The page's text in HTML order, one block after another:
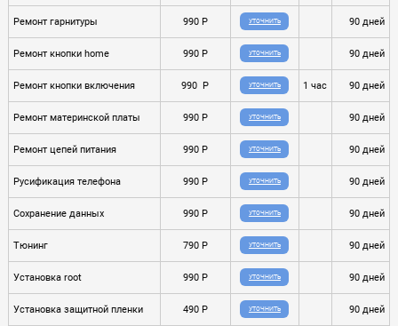
Ремонт гарнитуры 990 P УТОЧНИТЬ 90 дней
Ремонт кнопки home 990 P УТОЧНИТЬ 90 дней
Ремонт кнопки включения 990 P УТОЧНИТЬ 1 час 90 дней
Ремонт материнской платы 990 P УТОЧНИТЬ 90 дней
Ремонт цепей питания 990 P УТОЧНИТЬ 90 дней
Русификация телефона 990 P УТОЧНИТЬ 90 дней
Сохранение данных 990 P УТОЧНИТЬ 90 дней
Тюнинг 790 P УТОЧНИТЬ 90 дней
Установка root 990 P УТОЧНИТЬ 90 дней
Установка защитной пленки 490 P УТОЧНИТЬ 90 дней